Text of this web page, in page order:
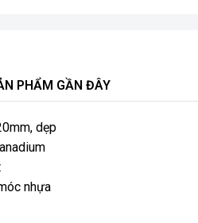
PHẨM GẦN ĐÂY
dẹp
nhựa